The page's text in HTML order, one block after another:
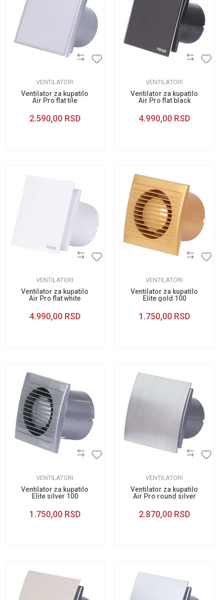
VENTILATORI
Ventilator za kupatilo
Air Pro flat tile
2.590,00 RSD
VENTILATORI
Ventilator za kupatilo
Air Pro flat black
4.990,00 RSD
VENTILATORI
Ventilator za kupatilo
Air Pro flat white
4.990,00 RSD
VENTILATORI
Ventilator za kupatilo
Elite gold 100
1.750,00 RSD
VENTILATORI
Ventilator za kupatilo
Elite silver 100
1.750,00 RSD
VENTILATORI
Ventilator za kupatilo
Air Pro round silver
2.870,00 RSD